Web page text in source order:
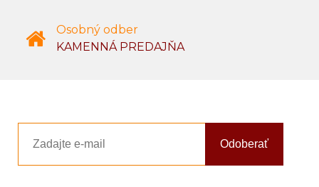
Osobný odber
KAMENNÁ PREDAJŇA
Odoberať